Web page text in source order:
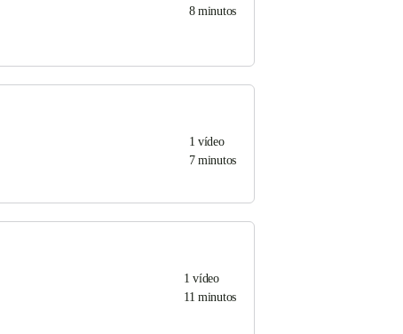
8 minutos
1 vídeo
7 minutos
1 vídeo
11 minutos